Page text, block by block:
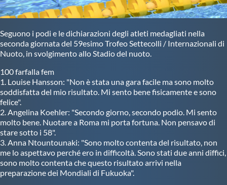
Seguono i podi e le dichiarazioni degli atleti medagliati nella
seconda giornata del 59esimo Trofeo Settecolli / Internazionali di
Nuoto, in svolgimento allo Stadio del nuoto.
100 farfalla fem
1. Louise Hansson: "Non è stata una gara facile ma sono molto
soddisfatta del mio risultato. Mi sento bene fisicamente e sono
felice".
2. Angelina Koehler: "Secondo giorno, secondo podio. Mi sento
molto bene. Nuotare a Roma mi porta fortuna. Non pensavo di
stare sotto i 58".
3. Anna Ntountounaki: "Sono molto contenta del risultato, non
me lo aspettavo perché ero in difficoltà. Sono stati due anni diffici,
sono molto contenta che questo risultato arrivi nella
preparazione dei Mondiali di Fukuoka".